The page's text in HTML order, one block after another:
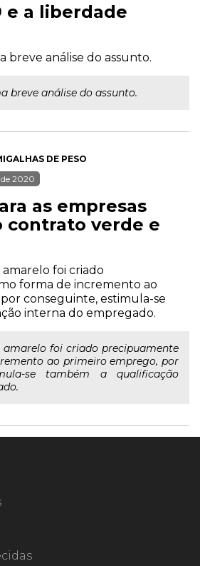
e a liberdade
breve análise do assunto.
breve análise do assunto.
DE PESO
de 2020
as empresas
contrato verde e
foi criado
forma de incremento ao
conseguinte, estimula-se
interna do empregado.
foi criado precipuamente
ao primeiro emprego, por
se também a qualificação